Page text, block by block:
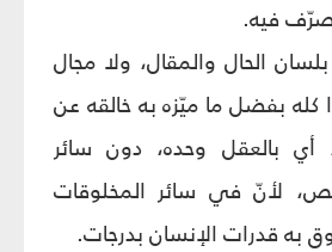
فيه.
الحال والمقال، ولا مجال
كله بفضل ما ميّزه به خالقه عن
أي بالعقل وحده، دون سائر
لأنّ في سائر المخلوقات
به قدرات الإنسان بدرجات.